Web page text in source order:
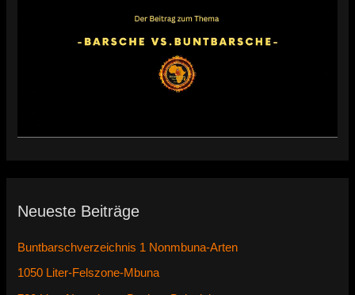
Neueste Beiträge
Buntbarschverzeichnis 1 Nonmbuna-Arten
1050 Liter-Felszone-Mbuna